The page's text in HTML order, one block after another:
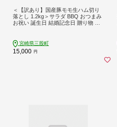
＜【訳あり】国産豚モモ生ハム切り
落とし 1.2kg＞サラダ BBQ おつまみ
お祝い 誕生日 結婚記念日 贈り物 国
575-pl】【株式会社プラス】
宮崎県三股町
15,000 円